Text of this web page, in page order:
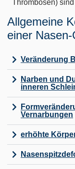
Thrombosen)
Allgemeine
einer Nasen-
Veränderung
Narben und
inneren
Vernarbungen
erhöhte